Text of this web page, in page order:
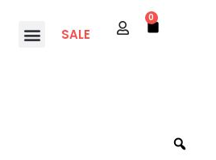
SALE
0